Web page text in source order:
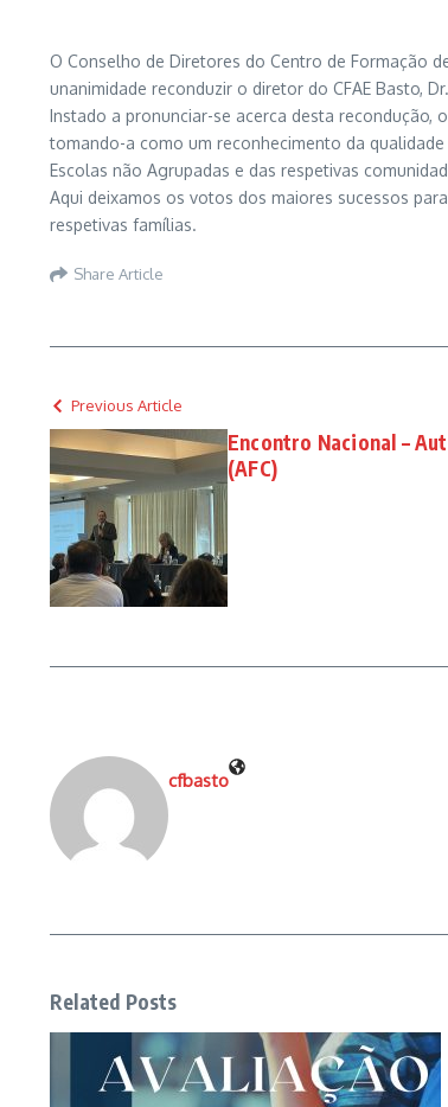
O Conselho de Diretores do Centro de Formação
unanimidade reconduzir o diretor do CFAE Basto,
Instado a pronunciar-se acerca desta recondução,
tomando-a como um reconhecimento da
Escolas não Agrupadas e das respetivas
Aqui deixamos os votos dos maiores sucessos
respetivas famílias.
Share Article
Previous Article
Encontro Nacional –
(AFC)
cfbasto
Related Posts